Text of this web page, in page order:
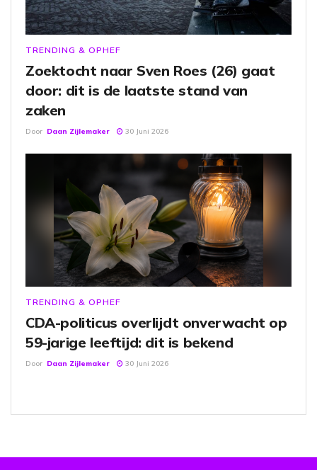
TRENDING & OPHEF
Zoektocht naar Sven Roes (26) gaat
door: dit is de laatste stand van
zaken
Door Daan Zijlemaker 30 Juni 2026
TRENDING & OPHEF
CDA-politicus overlijdt onverwacht op
59-jarige leeftijd: dit is bekend
Door Daan Zijlemaker 30 Juni 2026